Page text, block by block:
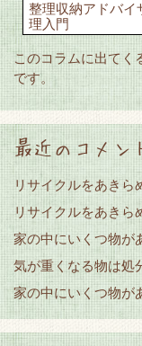
整理収納アドバイ
理入門
このコラムに出てく
です。
最近のコメン
リサイクルをあきら
リサイクルをあきら
家の中にいくつ物が
気が重くなる物は処
家の中にいくつ物が